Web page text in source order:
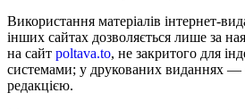
Використання матеріалів інтернет-
інших сайтах дозволяється лише за
на сайт poltava.to, не закритого для
системами; у друкованих виданнях
редакцією.